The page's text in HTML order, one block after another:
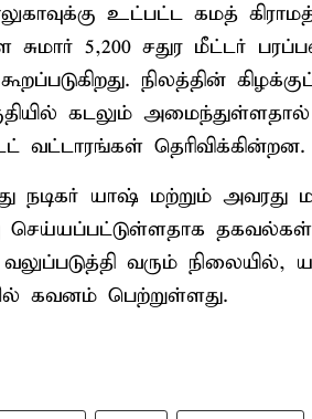
உட்பட்ட கமத்
5,200 சதுர மீட்டர்
நிலத்தின்
கடலும்
வட்டாரங்கள் தெரிவிக்கின்றன.
நடிகர் யாஷ் மற்றும் அவரது
செய்யப்பட்டுள்ளதாக தகவல்கள்
வரும் நிலையில்,
கவனம் பெற்றுள்ளது.